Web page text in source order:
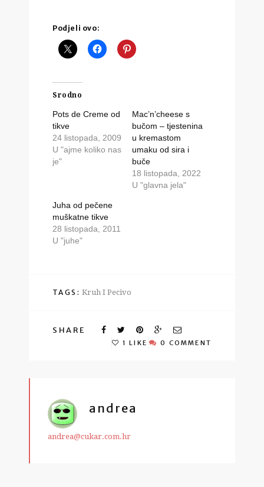
Podjeli ovo:
Srodno
Pots de Creme od
tikve
24 listopada, 2009
U "ajme koliko nas
je"
Mac’n’cheese s
bučom – tjestenina
u kremastom
umaku od sira i
buče
18 listopada, 2022
U "glavna jela"
Juha od pečene
muškatne tikve
28 listopada, 2011
U "juhe"
TAGS: Kruh I Pecivo
SHARE
1 LIKE 0 COMMENT
andrea
andrea@cukar.com.hr